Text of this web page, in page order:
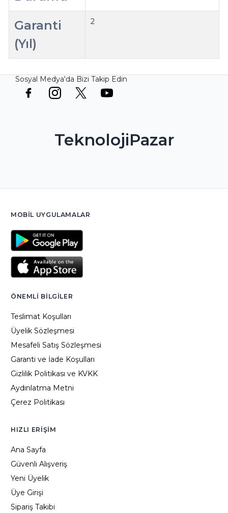
Garanti
(Yıl)
2
Sosyal Medya'da Bizi Takip Edin
TeknolojiPazar
MOBIL UYGULAMALAR
ÖNEMLI BILGILER
Teslimat Koşulları
Üyelik Sözleşmesi
Mesafeli Satış Sözleşmesi
Garanti ve İade Koşulları
Gizlilik Politikası ve KVKK
Aydınlatma Metni
Çerez Politikası
HIZLI ERIŞIM
Ana Sayfa
Güvenli Alışveriş
Yeni Üyelik
Üye Girişi
Sipariş Takibi